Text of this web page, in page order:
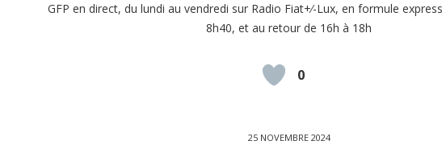
SHARE
GFP en direct, du lundi au vendredi sur Radio Fiat+⁄-Lux, en formule
8h40, et au retour de 16h à 18h
0
25 NOVEMBRE 2024